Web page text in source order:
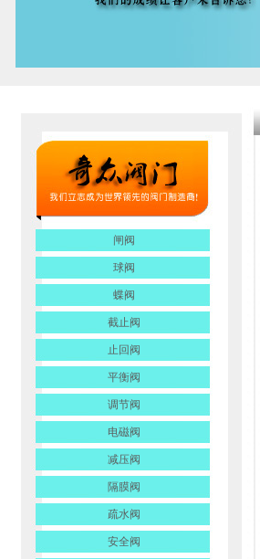
闸阀
球阀
蝶阀
截止阀
止回阀
平衡阀
调节阀
电磁阀
减压阀
隔膜阀
疏水阀
安全阀